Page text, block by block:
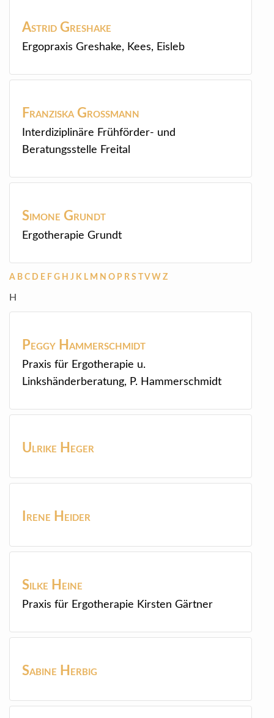
Astrid Greshake
Ergopraxis Greshake, Kees, Eisleb
Franziska Großmann
Interdiziplinäre Frühförder- und
Beratungsstelle Freital
Simone Grundt
Ergotherapie Grundt
A B C D E F G H J K L M N O P R S V W Z
H
Peggy Hammerschmidt
Praxis für Ergotherapie u.
Linkshänderberatung, P. Hammerschmidt
Ulrike Heger
Irene Heider
Silke Heine
Praxis für Ergotherapie Kirsten Gärtner
Sabine Herbig